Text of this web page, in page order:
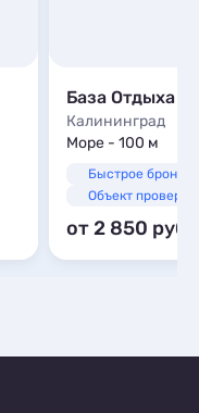
База Отдыха
Калининград
Море - 100 м
Быстрое
Объект проверен
от 2 850